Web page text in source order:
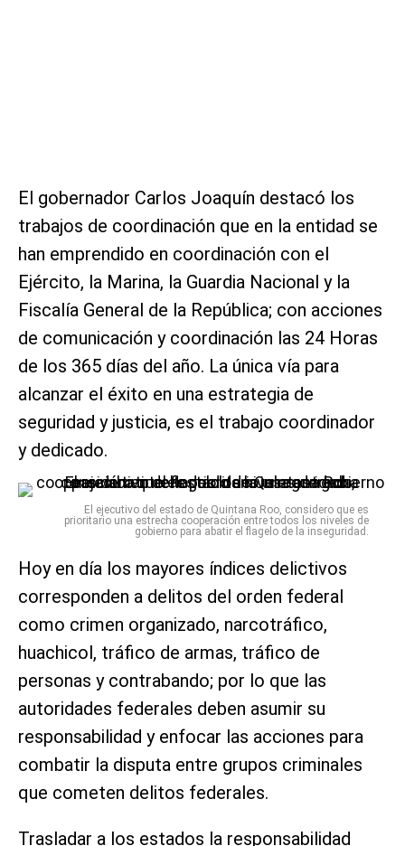
El gobernador Carlos Joaquín destacó los
trabajos de coordinación que en la entidad se
han emprendido en coordinación con el
Ejército, la Marina, la Guardia Nacional y la
Fiscalía General de la República; con acciones
de comunicación y coordinación las 24 Horas
de los 365 días del año. La única vía para
alcanzar el éxito en una estrategia de
seguridad y justicia, es el trabajo coordinador
y dedicado.
El ejecutivo del estado de Quintana Roo, considero que es
prioritario una estrecha cooperación entre todos los niveles de
gobierno para abatir el flagelo de la inseguridad.
Hoy en día los mayores índices delictivos
corresponden a delitos del orden federal
como crimen organizado, narcotráfico,
huachicol, tráfico de armas, tráfico de
personas y contrabando; por lo que las
autoridades federales deben asumir su
responsabilidad y enfocar las acciones para
combatir la disputa entre grupos criminales
que cometen delitos federales.
Trasladar a los estados la responsabilidad